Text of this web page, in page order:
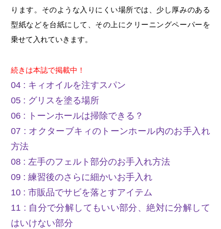
ります。そのような入りにくい場所では、少し厚みのある
型紙などを台紙にして、その上にクリーニングペーパーを
乗せて入れていきます。
続きは本誌で掲載中！
04 : キィオイルを注すスパン
05 : グリスを塗る場所
06 : トーンホールは掃除できる？
07 : オクターブキィのトーンホール内のお手入れ
方法
08 : 左手のフェルト部分のお手入れ方法
09 : 練習後のさらに細かいお手入れ
10 : 市販品でサビを落とすアイテム
11 : 自分で分解してもいい部分、絶対に分解して
はいけない部分